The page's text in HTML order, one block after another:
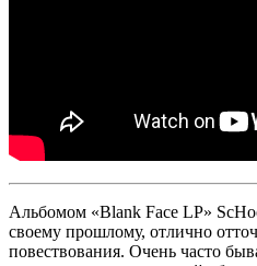
Альбомом «Blank Face LP»
своему прошлому, отлично
повествования. Очень часто